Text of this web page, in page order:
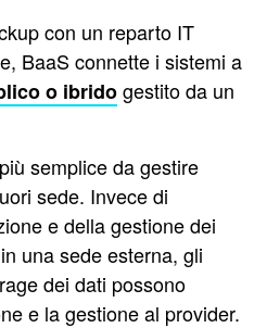
con un reparto IT
BaaS connette i sistemi a
o ibridogestito da un
semplice da gestire
sede. Invece di
e della gestione dei
una sede esterna, gli
dei dati possono
e la gestione al provider.